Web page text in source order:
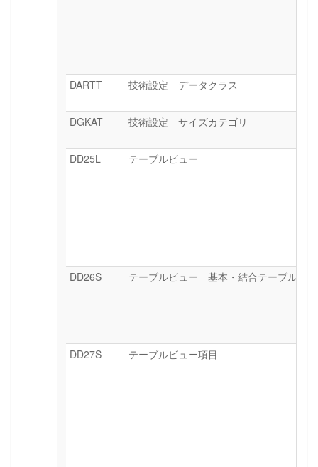
DARTT 技術設定 データクラス
DGKAT 技術設定 サイズカテゴリ
DD25L テーブルビュー
DD26S テーブルビュー 基本・結合テーブル
DD27S テーブルビュー項目